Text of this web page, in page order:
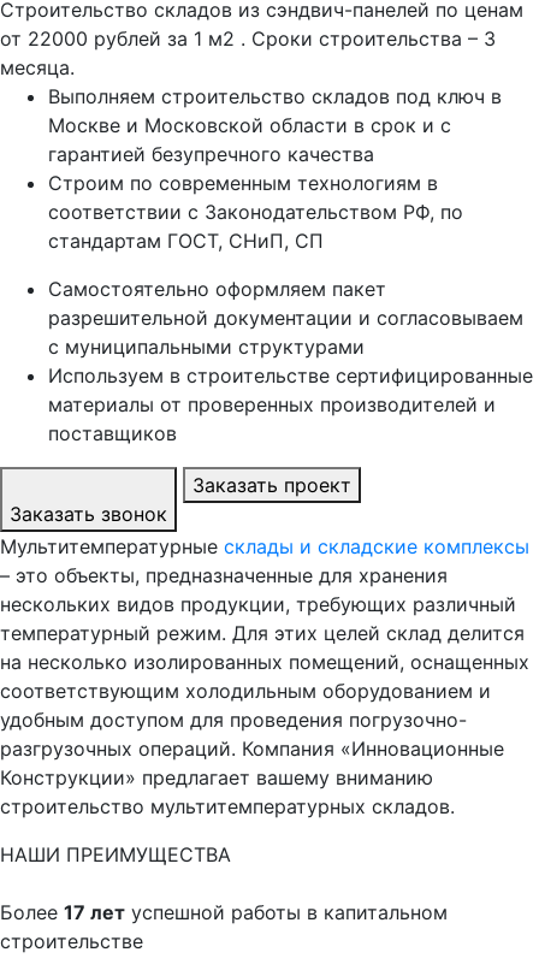
Строительство складов из сэндвич-панелей по ценам
от 22000 рублей за 1 м2 . Сроки строительства – 3
месяца.
Выполняем строительство складов под ключ в
Москве и Московской области в срок и с
гарантией безупречного качества
Строим по современным технологиям в
соответствии с Законодательством РФ, по
стандартам ГОСТ, СНиП, СП
Самостоятельно оформляем пакет
разрешительной документации и согласовываем
с муниципальными структурами
Используем в строительстве сертифицированные
материалы от проверенных производителей и
поставщиков
Заказать звонок
Заказать проект
Мультитемпературные склады и складские комплексы
– это объекты, предназначенные для хранения
нескольких видов продукции, требующих различный
температурный режим. Для этих целей склад делится
на несколько изолированных помещений, оснащенных
соответствующим холодильным оборудованием и
удобным доступом для проведения погрузочно-
разгрузочных операций. Компания «Инновационные
Конструкции» предлагает вашему вниманию
строительство мультитемпературных складов.
НАШИ ПРЕИМУЩЕСТВА
Более 17 лет успешной работы в капитальном
строительстве